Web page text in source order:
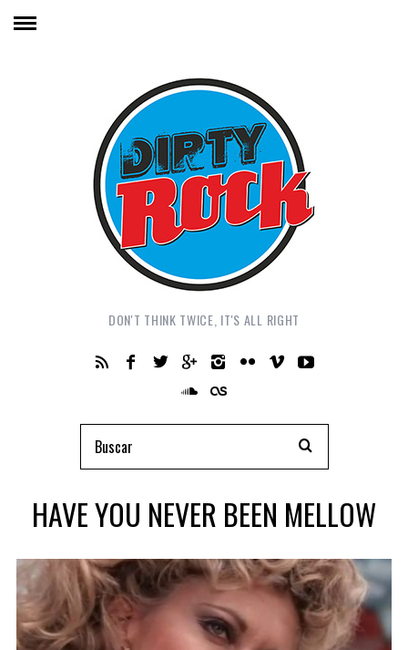
DON'T THINK TWICE, IT'S ALL RIGHT
HAVE YOU NEVER BEEN MELLOW